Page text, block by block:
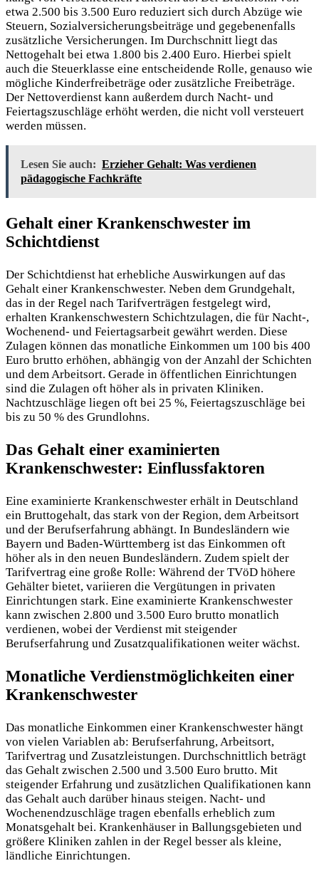
etwa 2.500 bis 3.500 Euro reduziert sich durch Abzüge wie
Steuern, Sozialversicherungsbeiträge und gegebenenfalls
zusätzliche Versicherungen. Im Durchschnitt liegt das
Nettogehalt bei etwa 1.800 bis 2.400 Euro. Hierbei spielt
auch die Steuerklasse eine entscheidende Rolle, genauso wie
mögliche Kinderfreibeträge oder zusätzliche Freibeträge.
Der Nettoverdienst kann außerdem durch Nacht- und
Feiertagszuschläge erhöht werden, die nicht voll versteuert
werden müssen.
Lesen Sie auch: Erzieher Gehalt: Was verdienen
pädagogische Fachkräfte
Gehalt einer Krankenschwester im
Schichtdienst
Der Schichtdienst hat erhebliche Auswirkungen auf das
Gehalt einer Krankenschwester. Neben dem Grundgehalt,
das in der Regel nach Tarifverträgen festgelegt wird,
erhalten Krankenschwestern Schichtzulagen, die für Nacht-,
Wochenend- und Feiertagsarbeit gewährt werden. Diese
Zulagen können das monatliche Einkommen um 100 bis 400
Euro brutto erhöhen, abhängig von der Anzahl der Schichten
und dem Arbeitsort. Gerade in öffentlichen Einrichtungen
sind die Zulagen oft höher als in privaten Kliniken.
Nachtzuschläge liegen oft bei 25 %, Feiertagszuschläge bei
bis zu 50 % des Grundlohns.
Das Gehalt einer examinierten
Krankenschwester: Einflussfaktoren
Eine examinierte Krankenschwester erhält in Deutschland
ein Bruttogehalt, das stark von der Region, dem Arbeitsort
und der Berufserfahrung abhängt. In Bundesländern wie
Bayern und Baden-Württemberg ist das Einkommen oft
höher als in den neuen Bundesländern. Zudem spielt der
Tarifvertrag eine große Rolle: Während der TVöD höhere
Gehälter bietet, variieren die Vergütungen in privaten
Einrichtungen stark. Eine examinierte Krankenschwester
kann zwischen 2.800 und 3.500 Euro brutto monatlich
verdienen, wobei der Verdienst mit steigender
Berufserfahrung und Zusatzqualifikationen weiter wächst.
Monatliche Verdienstmöglichkeiten einer
Krankenschwester
Das monatliche Einkommen einer Krankenschwester hängt
von vielen Variablen ab: Berufserfahrung, Arbeitsort,
Tarifvertrag und Zusatzleistungen. Durchschnittlich beträgt
das Gehalt zwischen 2.500 und 3.500 Euro brutto. Mit
steigender Erfahrung und zusätzlichen Qualifikationen kann
das Gehalt auch darüber hinaus steigen. Nacht- und
Wochenendzuschläge tragen ebenfalls erheblich zum
Monatsgehalt bei. Krankenhäuser in Ballungsgebieten und
größere Kliniken zahlen in der Regel besser als kleine,
ländliche Einrichtungen.